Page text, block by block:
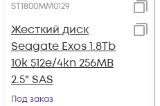
ST1800MM0129
Жесткий диск
Seagate Exos 1.8Tb
10k 512e/4kn 256MB
2.5" SAS
Под заказ